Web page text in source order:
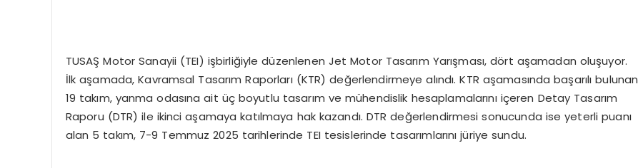
TUSAŞ Motor Sanayii (TEI) işbirliğiyle düzenlenen Jet Motor Tasarım Yarışması, dört aşamadan oluşuyor.
İlk aşamada, Kavramsal Tasarım Raporları (KTR) değerlendirmeye alındı. KTR aşamasında başarılı bulunan
19 takım, yanma odasına ait üç boyutlu tasarım ve mühendislik hesaplamalarını içeren Detay Tasarım
Raporu (DTR) ile ikinci aşamaya katılmaya hak kazandı. DTR değerlendirmesi sonucunda ise yeterli puanı
alan 5 takım, 7-9 Temmuz 2025 tarihlerinde TEI tesislerinde tasarımlarını jüriye sundu.